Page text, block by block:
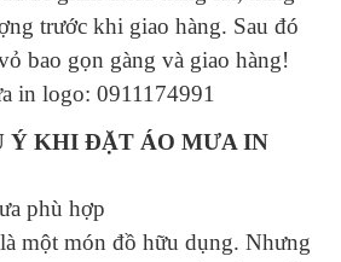
trước khi giao hàng. Sau đó
bao gọn gàng và giao hàng!
in logo: 0911174991
Ý KHI ĐẶT ÁO MƯA IN
phù hợp
một món đồ hữu dụng. Nhưng